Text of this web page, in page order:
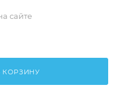
сайте
КОРЗИНУ